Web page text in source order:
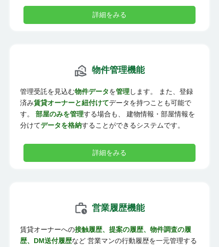
詳細をみる
物件管理機能
管理受託を見込む物件データを管理します。 また、登録
済み賃貸オーナーと紐付けてデータを持つことも可能で
す。 部屋のみを管理する場合も、 建物情報・部屋情報を
分けてデータを格納することができるシステムです。
詳細をみる
営業履歴機能
賃貸オーナーへの接触履歴、提案の履歴、物件調査の履
歴、DM送付履歴など 営業マンの行動履歴を一元管理する